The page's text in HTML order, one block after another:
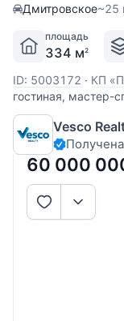
Дмитровское~25
площадь
334 м2
ID: 5003172 · КП
гостиная, мастер-
гардеробными, 4
гардеробная при
на террасу:
доме установлены
Vesco
60 000